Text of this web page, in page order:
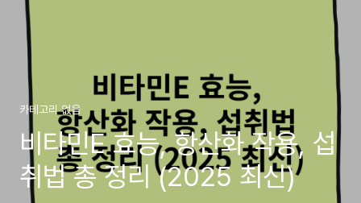
카테고리 없음
비타민E 효능, 항산화 작용, 섭
취법 총 정리 (2025 최신)